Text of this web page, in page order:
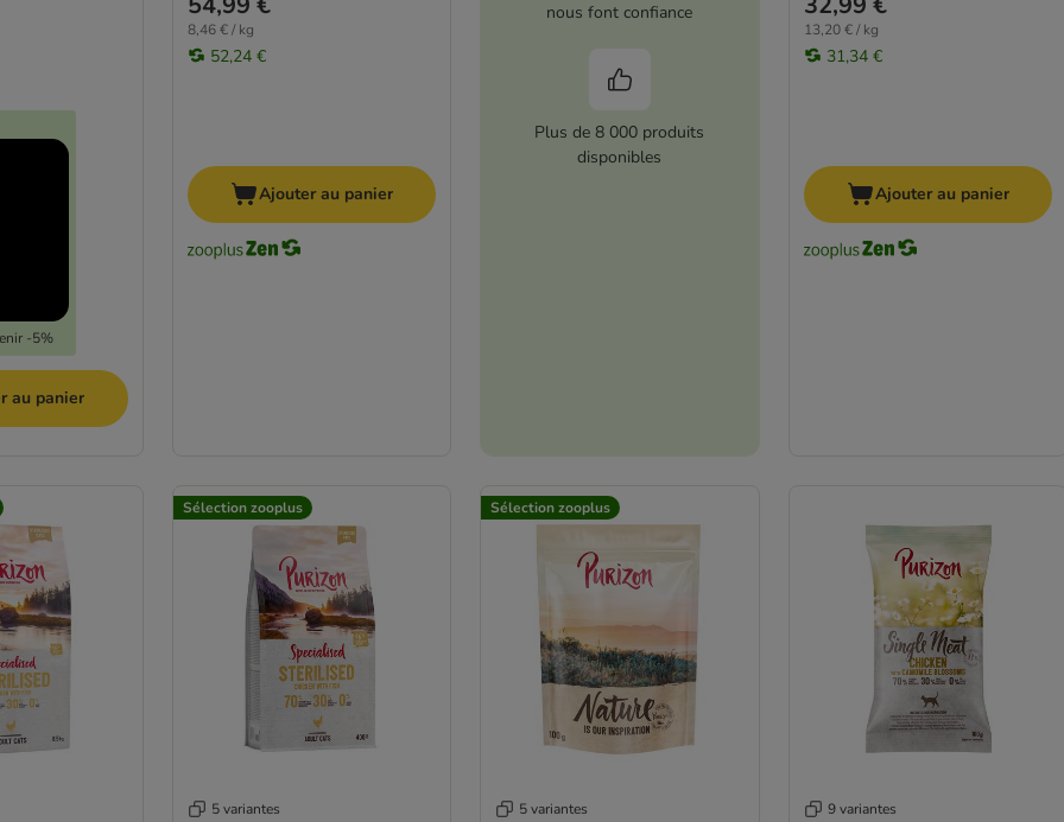
-5%
au panier
8,46 € / kg
52,24 €
Ajouter au panier
nous font confiance
Plus de 8 000 produits
disponibles
13,20 € / kg
31,34 €
Ajouter au panier
Sélection zooplus
5 variantes
Sélection zooplus
5 variantes 9 variantes